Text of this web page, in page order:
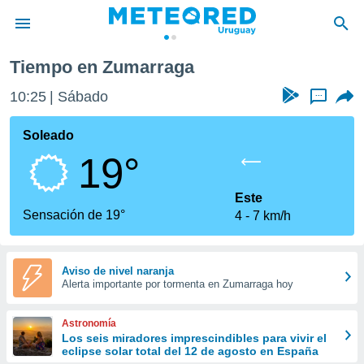
de
ha
calidad.
a este
las
y
forma
digital
basada
Tiempo en Zumarraga
10:25 Sábado ...
Soleado
19°
Sensación de 19°
Este
4
7 km/h
Aviso de nivel naranja
Alerta importante por tormenta en Zumarraga hoy
Astronomía
Los seis miradores imprescindibles para vivir el
eclipse solar total del 12 de agosto en España